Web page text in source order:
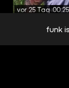
vor 25 Tagen00:25
vor einem
funk